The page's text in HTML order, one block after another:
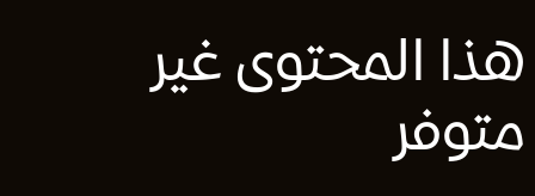
هذا المحتوى غير
متوفر